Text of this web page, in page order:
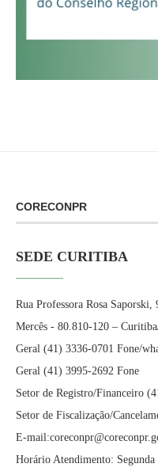
CORECONPR
SEDE CURITIBA
Rua Professora Rosa Saporski,
Mercês - 80.810-120 –
Geral (41) 3336-0701 Fone/
Geral (41) 3995-2692 Fone
Setor de Registro/Financeiro
Setor de Fiscalização/
E-
Horário Atendimento: Segunda